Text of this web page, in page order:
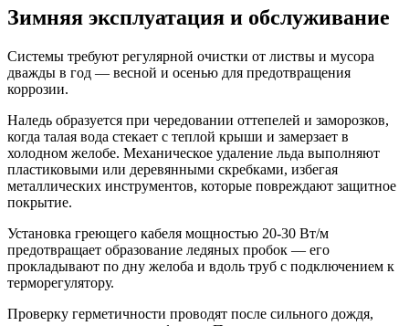
Зимняя эксплуатация и обслуживание
Системы требуют регулярной очистки от листвы и мусора
дважды в год — весной и осенью для предотвращения
коррозии.
Наледь образуется при чередовании оттепелей и заморозков,
когда талая вода стекает с теплой крыши и замерзает в
холодном желобе. Механическое удаление льда выполняют
пластиковыми или деревянными скребками, избегая
металлических инструментов, которые повреждают защитное
покрытие.
Установка греющего кабеля мощностью 20-30 Вт/м
предотвращает образование ледяных пробок — его
прокладывают по дну желоба и вдоль труб с подключением к
терморегулятору.
Проверку герметичности проводят после сильного дождя,